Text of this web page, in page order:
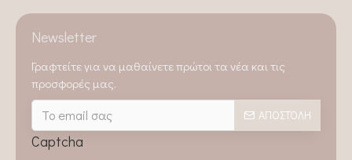
Newsletter
Γραφτείτε για να μαθαίνετε πρώτοι τα νέα και τις
προσφορές μας.
ΑΠΟΣΤΟΛΉ
Captcha